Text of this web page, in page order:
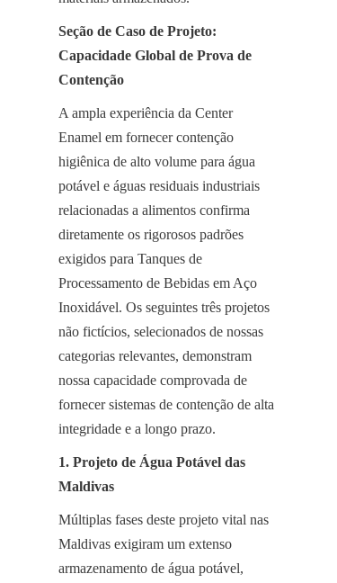
Seção de Caso de Projeto:
Capacidade Global de Prova de
Contenção
A ampla experiência da Center
Enamel em fornecer contenção
higiênica de alto volume para água
potável e águas residuais industriais
relacionadas a alimentos confirma
diretamente os rigorosos padrões
exigidos para Tanques de
Processamento de Bebidas em Aço
Inoxidável. Os seguintes três projetos
não fictícios, selecionados de nossas
categorias relevantes, demonstram
nossa capacidade comprovada de
fornecer sistemas de contenção de alta
integridade e a longo prazo.
1. Projeto de Água Potável das
Maldivas
Múltiplas fases deste projeto vital nas
Maldivas exigiram um extenso
armazenamento de água potável,